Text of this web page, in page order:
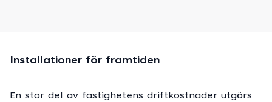
Installationer för framtiden
En stor del av fastighetens driftkostnader utgörs